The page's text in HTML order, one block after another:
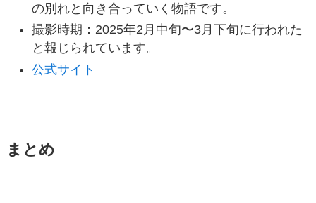
の別れと向き合っていく物語です。
撮影時期：2025年2月中旬〜3月下旬に行われた
と報じられています。
公式サイト
まとめ